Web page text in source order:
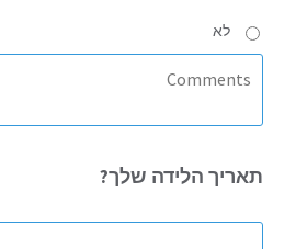
לא
תאריך הלידה שלך?